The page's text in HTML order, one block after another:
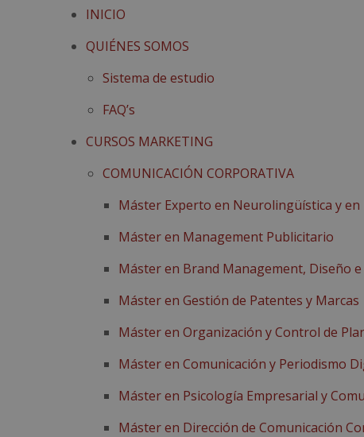
INICIO
QUIÉNES SOMOS
Sistema de estudio
FAQ’s
CURSOS MARKETING
COMUNICACIÓN CORPORATIVA
Máster Experto en Neurolingüística y en
Máster en Management Publicitario
Máster en Brand Management, Diseño
Máster en Gestión de Patentes y Marcas
Máster en Organización y Control de
Máster en Comunicación y Periodismo
Máster en Psicología Empresarial y
Máster en Dirección de Comunicación